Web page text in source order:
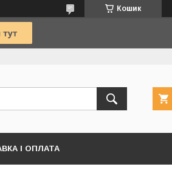
Кошик
І ОПЛАТА